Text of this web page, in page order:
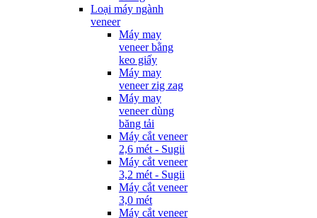
Loại máy ngành
veneer
Máy may
veneer bằng
keo giấy
Máy may
veneer zig zag
Máy may
veneer dùng
băng tải
Máy cắt veneer
2,6 mét - Sugii
Máy cắt veneer
3,2 mét - Sugii
Máy cắt veneer
3,0 mét
Máy cắt veneer